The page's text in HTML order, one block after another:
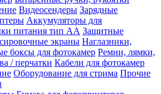
Видеосендеры Зарядные
Аккумуляторы для
питания тип АА Защитные
экраны Наглазники,
боксы для фотокамер Ремни, лямки,
/ перчатки Кабели для фотокамер
Оборудование для стрима Прочие